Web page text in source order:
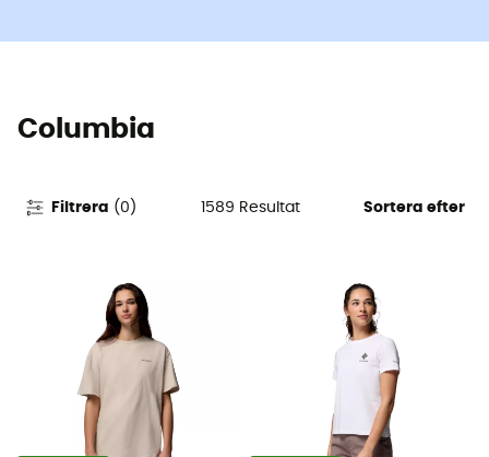
Columbia
Filtrera (0 ) 1589 Resultat Sortera efter